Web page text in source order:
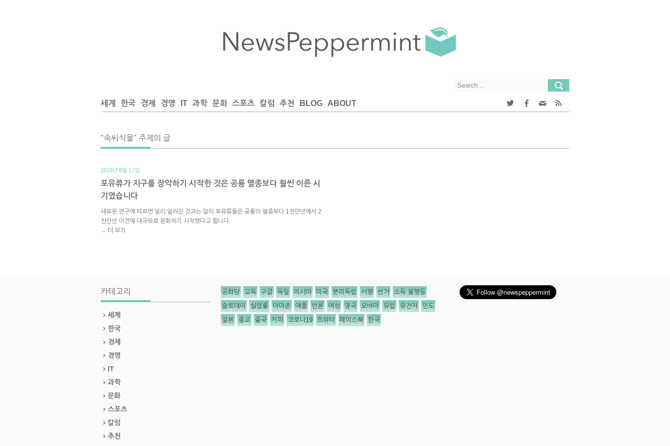
세계 한국 경제 경영 IT 과학 문화 스포츠 칼럼 추천 BLOG ABOUT
"속씨식물" 주제의 글
2016년 6월 17일.
포유류가 지구를 장악하기 시작한 것은 공룡 멸종보다 훨씬 이른 시
기였습니다
새로운 연구에 따르면 널리 알려진 것과는 달리 포유류들은 공룡의 멸종보다 1천만년에서 2
천만년 이전에 대규모로 분화하기 시작했다고 합니다.
→ 더 보기
카테고리
세계
한국
경제
경영
IT
과학
문화
스포츠
칼럼
추천
공화당 교육 구글 독일 러시아 미국 분리독립 서평 선거 소득 불평등
슬로데이 실업률 아마존 애플 언론 여성 영국 오바마 유럽 유전자 인도
일본 종교 중국 커피 코로나19 트위터 페이스북 한국